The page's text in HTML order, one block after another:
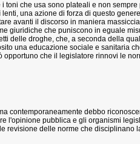
toni che usa sono plateali e non sempre
una azione di forza di questo
avanti il discorso in maniera
giuridiche che puniscono in eguale
delle droghe, che, a seconda della
una educazione sociale e sanitaria
che il legislatore rinnovi le
contemporaneamente debbo
l'opinione pubblica e gli organismi
revisione delle norme che disciplinano